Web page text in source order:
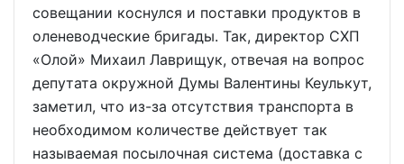
совещании коснулся и поставки продуктов в
оленеводческие бригады. Так, директор СХП
«Олой» Михаил Лаврищук, отвечая на вопрос
депутата окружной Думы Валентины Кеулькут,
заметил, что из-за отсутствия транспорта в
необходимом количестве действует так
называемая посылочная система (доставка с